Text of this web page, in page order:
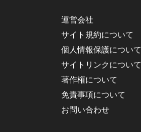
運営会社
サイト規約について
個人情報保護について
サイトリンクについて
著作権について
免責事項について
お問い合わせ